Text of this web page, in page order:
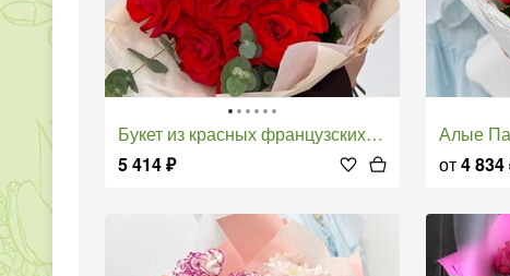
Букет из красных французских роз с эвкалиптом
5 414₽
Алые
от4 834